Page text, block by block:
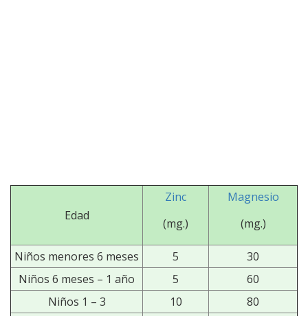
Edad
Zinc
(mg.)
Magnesio
(mg.)
Niños menores 6 meses 5
30
Niños 6 meses – 1 año
5
60
Niños 1 – 3
10
80